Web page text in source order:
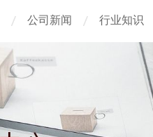
公司新闻 行业知识